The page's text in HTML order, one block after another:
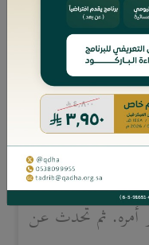
الإلكتروني في
النكاح بتلك
وصححه،
المعاصرة
أمره. ثم تحدث عن